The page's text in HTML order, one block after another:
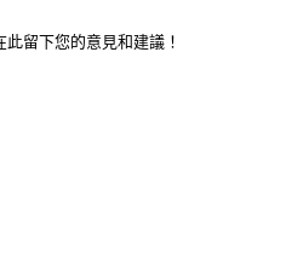
留下您的意見和建議！